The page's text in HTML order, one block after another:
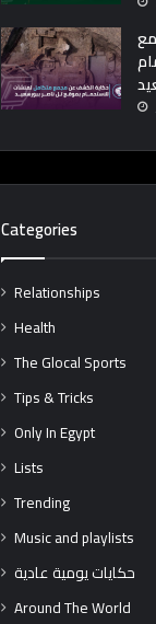
Categories
Relationships
Health
The Glocal Sports
Tips & Tricks
Only In Egypt
Lists
Trending
Music and playlists
حكايات يومية عادية
Around The World